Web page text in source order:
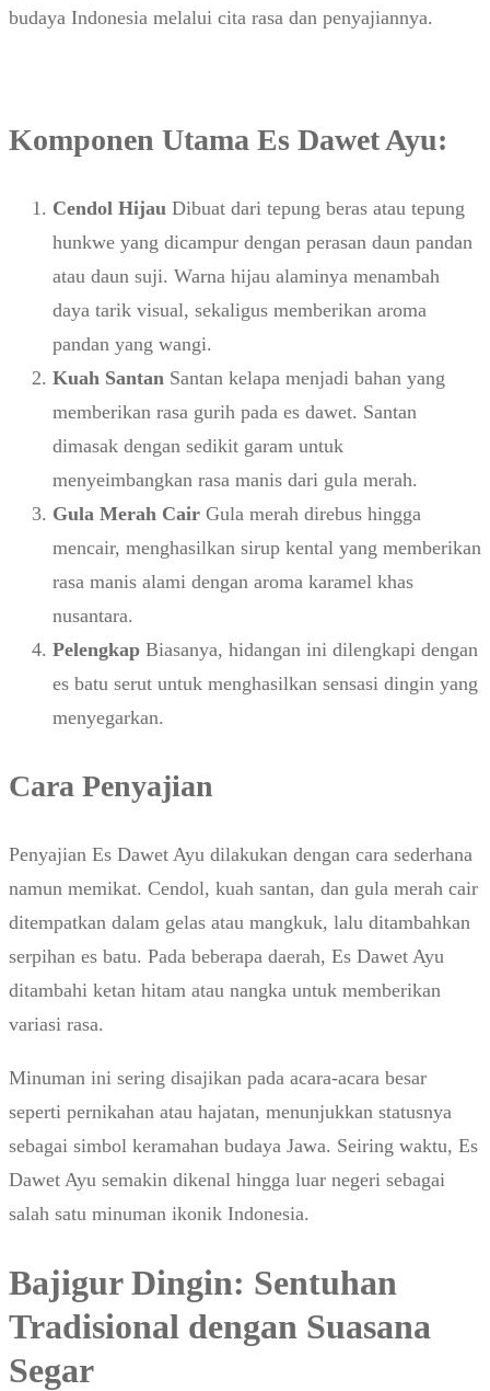
budaya Indonesia melalui cita rasa dan penyajiannya.
Komponen Utama Es Dawet Ayu:
Cendol Hijau Dibuat dari tepung beras atau tepung
hunkwe yang dicampur dengan perasan daun pandan
atau daun suji. Warna hijau alaminya menambah
daya tarik visual, sekaligus memberikan aroma
pandan yang wangi.
Kuah Santan Santan kelapa menjadi bahan yang
memberikan rasa gurih pada es dawet. Santan
dimasak dengan sedikit garam untuk
menyeimbangkan rasa manis dari gula merah.
Gula Merah Cair Gula merah direbus hingga
mencair, menghasilkan sirup kental yang memberikan
rasa manis alami dengan aroma karamel khas
nusantara.
Pelengkap Biasanya, hidangan ini dilengkapi dengan
es batu serut untuk menghasilkan sensasi dingin yang
menyegarkan.
Cara Penyajian
Penyajian Es Dawet Ayu dilakukan dengan cara sederhana
namun memikat. Cendol, kuah santan, dan gula merah cair
ditempatkan dalam gelas atau mangkuk, lalu ditambahkan
serpihan es batu. Pada beberapa daerah, Es Dawet Ayu
ditambahi ketan hitam atau nangka untuk memberikan
variasi rasa.
Minuman ini sering disajikan pada acara-acara besar
seperti pernikahan atau hajatan, menunjukkan statusnya
sebagai simbol keramahan budaya Jawa. Seiring waktu, Es
Dawet Ayu semakin dikenal hingga luar negeri sebagai
salah satu minuman ikonik Indonesia.
Bajigur Dingin: Sentuhan
Tradisional dengan Suasana
Segar